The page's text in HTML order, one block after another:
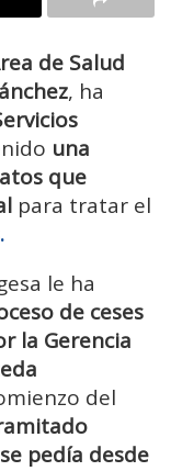
de Salud
, ha
una
que
para tratar el
le ha
de ceses
la Gerencia
del
pedía desde